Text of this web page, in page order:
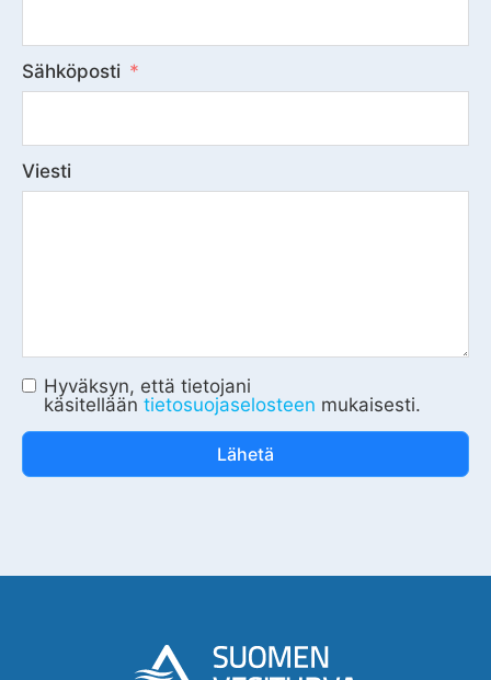
Sähköposti
Viesti
Hyväksyn, että tietojani
käsitellään tietosuojaselosteen mukaisesti.
Lähetä